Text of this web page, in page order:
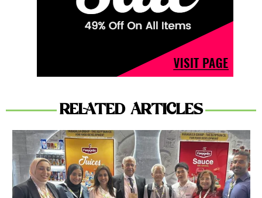
RELATED ARTICLES